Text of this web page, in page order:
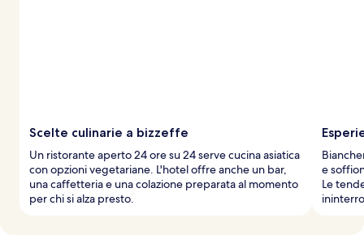
Scelte culinarie a bizzeffe
Un ristorante aperto 24 ore su 24 serve cucina asiatica
con opzioni vegetariane. L'hotel offre anche un bar,
una caffetteria e una colazione preparata al momento
per chi si alza presto.
e
Le